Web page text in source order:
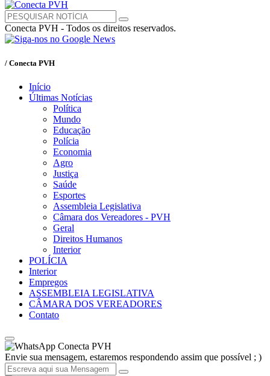
Conecta PVH - Todos os direitos reservados.
/ Conecta PVH
Início
Últimas Notícias
Política
Mundo
Educação
Polícia
Economia
Agro
Justiça
Saúde
Esportes
Assembleia Legislativa
Câmara dos Vereadores - PVH
Geral
Direitos Humanos
Interior
POLÍCIA
Interior
Empregos
ASSEMBLEIA LEGISLATIVA
CÂMARA DOS VEREADORES
Contato
Conecta PVH
Envie sua mensagem, estaremos respondendo assim que possível ; )